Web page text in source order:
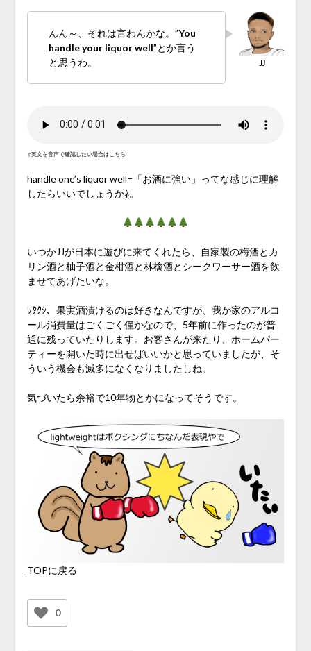
んん～、それは言わんかな。”You
handle your liquor well”とか言う
と思うわ。
↑英文を音声で確認したい場合はこちら
handle one’s liquor well=「お酒に強い」ってな感じに理解
したらいいでしょうかﾈ。
いつかJJが日本に遊びに来てくれたら、自家製の梅酒とカ
リン酒と柚子酒と金柑酒と林檎酒とシークワーサー酒を飲
ませてあげたいな。
ﾜﾀｸｼ、果実酒漬けるのは好きなんですが、我が家のアルコ
ール消費量はごくごく僅かなので、5年前に作ったのが普
通に残っていたりします。お客さんが来たり、ホームパー
ティーを開いた時に出せばいいかと思っていましたが、そ
ういう機会も滅多になくなりましたしね。
気づいたら余裕で10年物とかになってそうです。
TOPに戻る
0